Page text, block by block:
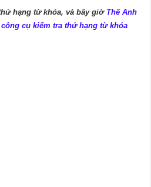
hạng từ khóa, và bây giờ Thế Anh
công cụ kiểm tra thứ hạng từ khóa